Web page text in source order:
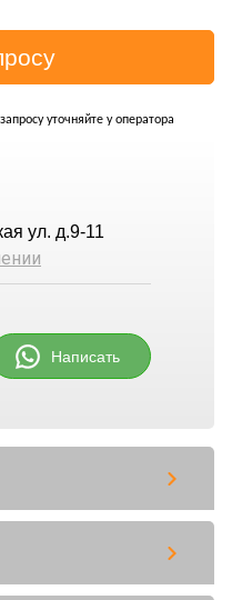
уточняйте у оператора
ул. д.9-11
Написать